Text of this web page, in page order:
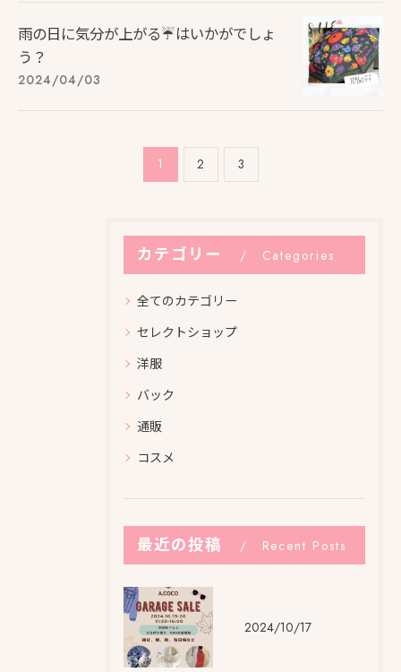
雨の日に気分が上がる☔️はいかがでしょ
う？
2024/04/03
1 2 3
カテゴリー Categories
全てのカテゴリー
セレクトショップ
洋服
バック
通販
コスメ
最近の投稿 Recent Posts
2024/10/17